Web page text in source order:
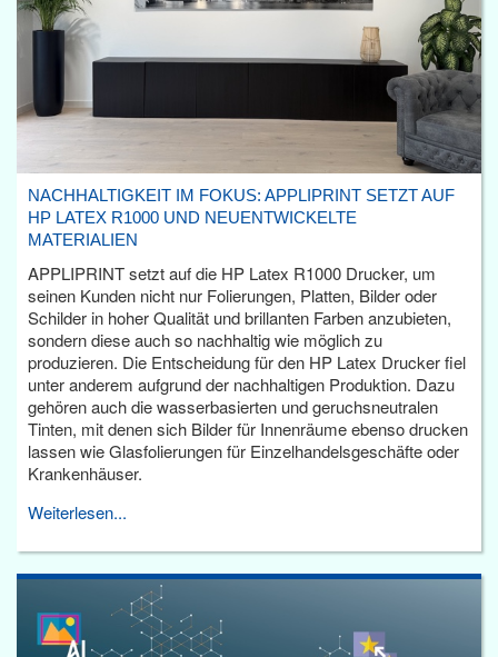
NACHHALTIGKEIT IM FOKUS: APPLIPRINT SETZT AUF
HP LATEX R1000 UND NEUENTWICKELTE
MATERIALIEN
APPLIPRINT setzt auf die HP Latex R1000 Drucker, um
seinen Kunden nicht nur Folierungen, Platten, Bilder oder
Schilder in hoher Qualität und brillanten Farben anzubieten,
sondern diese auch so nachhaltig wie möglich zu
produzieren. Die Entscheidung für den HP Latex Drucker fiel
unter anderem aufgrund der nachhaltigen Produktion. Dazu
gehören auch die wasserbasierten und geruchsneutralen
Tinten, mit denen sich Bilder für Innenräume ebenso drucken
lassen wie Glasfolierungen für Einzelhandelsgeschäfte oder
Krankenhäuser.
Weiterlesen...